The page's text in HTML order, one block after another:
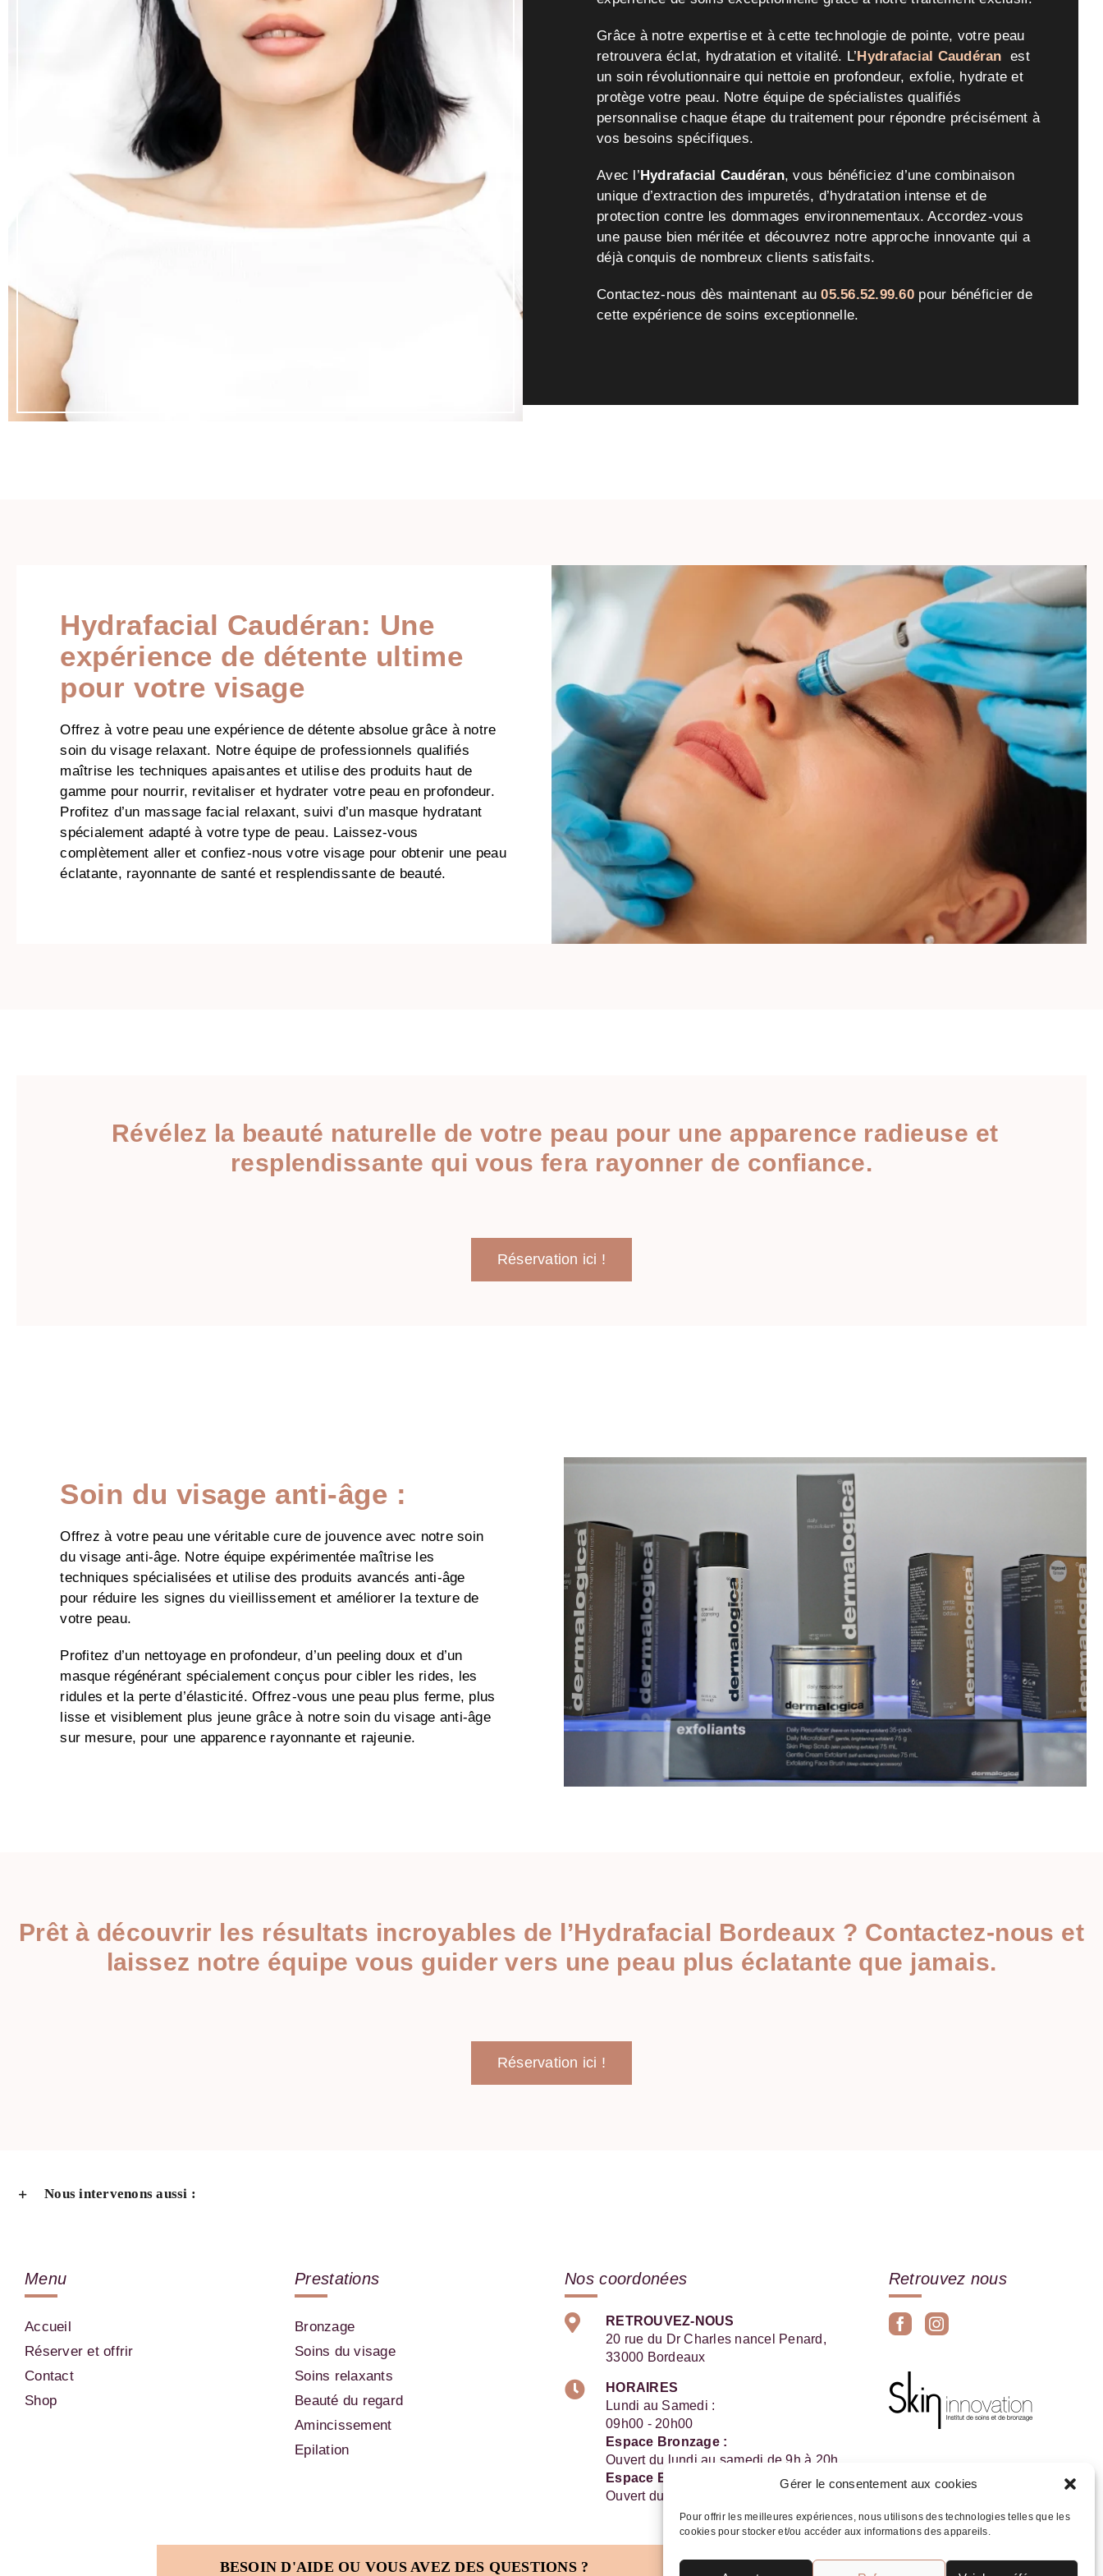
Gérer le consentement aux cookies
Pour offrir les meilleures expériences, nous utilisons des technologies telles que les
cookies pour stocker et/ou accéder aux informations des appareils.
Grâce à notre expertise et à cette technologie de pointe, votre peau
retrouvera éclat, hydratation et vitalité. L’Hydrafacial Caudéran est
un soin révolutionnaire qui nettoie en profondeur, exfolie, hydrate et
protège votre peau. Notre équipe de spécialistes qualifiés
personnalise chaque étape du traitement pour répondre précisément à
vos besoins spécifiques.
Avec l’Hydrafacial Caudéran, vous bénéficiez d’une combinaison
unique d’extraction des impuretés, d’hydratation intense et de
protection contre les dommages environnementaux. Accordez-vous
une pause bien méritée et découvrez notre approche innovante qui a
déjà conquis de nombreux clients satisfaits.
Contactez-nous dès maintenant au05.56.52.99.60 pour bénéficier de
cette expérience de soins exceptionnelle.
Hydrafacial Caudéran: Une
expérience de détente ultime
pour votre visage
Offrez à votre peau une expérience de détente absolue grâce à notre
soin du visage relaxant. Notre équipe de professionnels qualifiés
maîtrise les techniques apaisantes et utilise des produits haut de
gamme pour nourrir, revitaliser et hydrater votre peau en profondeur.
Profitez d’un massage facial relaxant, suivi d’un masque hydratant
spécialement adapté à votre type de peau. Laissez-vous
complètement aller et confiez-nous votre visage pour obtenir une peau
éclatante, rayonnante de santé et resplendissante de beauté.
Révélez la beauté naturelle de votre peau pour une apparence radieuse et
resplendissante qui vous fera rayonner de confiance.
Réservation ici !
Soin du visage anti-âge :
Offrez à votre peau une véritable cure de jouvence avec notre soin
du visage anti-âge. Notre équipe expérimentée maîtrise les
techniques spécialisées et utilise des produits avancés anti-âge
pour réduire les signes du vieillissement et améliorer la texture de
votre peau.
Profitez d’un nettoyage en profondeur, d’un peeling doux et d’un
masque régénérant spécialement conçus pour cibler les rides, les
ridules et la perte d’élasticité. Offrez-vous une peau plus ferme, plus
lisse et visiblement plus jeune grâce à notre soin du visage anti-âge
sur mesure, pour une apparence rayonnante et rajeunie.
Prêt à découvrir les résultats incroyables de l’Hydrafacial Bordeaux ? Contactez-nous et
laissez notre équipe vous guider vers une peau plus éclatante que jamais.
Réservation ici !
Nous intervenons aussi :
Menu
Accueil
Réserver et offrir
Contact
Shop
Prestations
Bronzage
Soins du visage
Soins relaxants
Beauté du regard
Amincissement
Epilation
Nos coordonées
RETROUVEZ-NOUS
20 rue du Dr Charles nancel Penard,
33000 Bordeaux
HORAIRES
Lundi au Samedi :
09h00 - 20h00
Espace Bronzage :
Ouvert du lundi au samedi de 9h à 20h
Espace Esthétique :
Ouvert du lundi au samedi de 10h à 20h
Retrouvez nous
BESOIN D'AIDE OU VOUS AVEZ DES QUESTIONS ? 05 56 52 99 60